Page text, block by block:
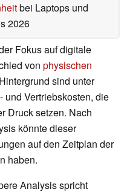
bei Laptops und
2026
Fokus auf digitale
von physischen
sind unter
und Vertriebskosten, die
Druck setzen. Nach
könnte dieser
auf den Zeitplan der
haben.
Analysis spricht